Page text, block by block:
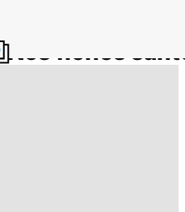
Nos fiches